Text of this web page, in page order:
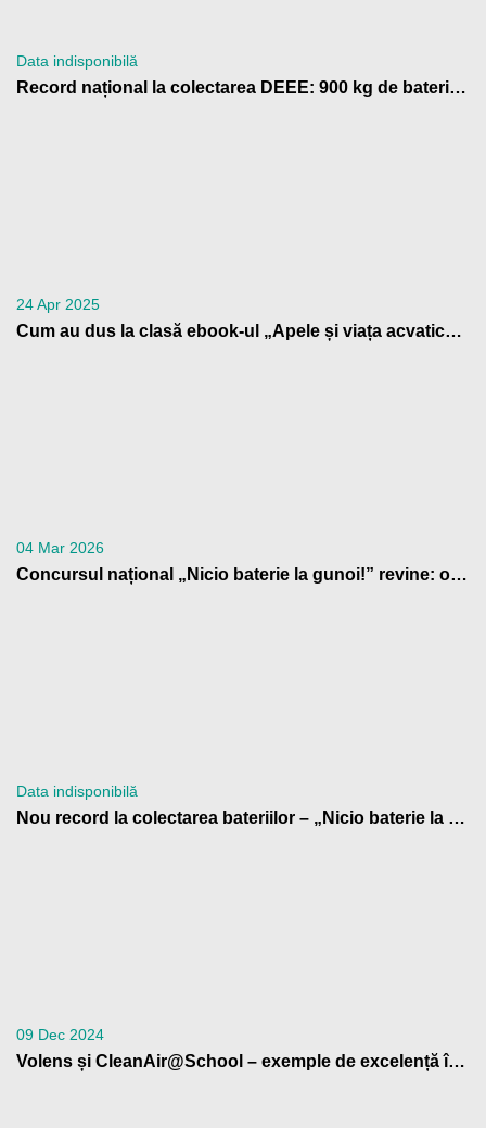
Data indisponibilă
Record național la colectarea DEEE: 900 kg de baterii trimise la reciclare de Școala Gimnazială „Anton Pann” Râmnicu Vâlcea
24 Apr 2025
Cum au dus la clasă ebook-ul „Apele și viața acvatică” profesorii din Patrula de Reciclare
04 Mar 2026
Concursul național „Nicio baterie la gunoi!” revine: o nouă ediție cu premii pentru școlile din România care contribuie la reciclarea bateriilor
Data indisponibilă
Nou record la colectarea bateriilor – „Nicio baterie la gunoi!” 2024
09 Dec 2024
Volens și CleanAir@School – exemple de excelență în educația climatică, la Bruxelles